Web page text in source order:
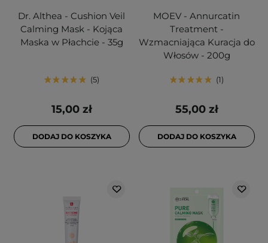
Dr. Althea - Cushion Veil
Calming Mask - Kojąca
Maska w Płachcie - 35g
5
15,00 zł
DODAJ DO KOSZYKA
MOEV - Annurcatin
Treatment -
Wzmacniająca Kuracja do
Włosów - 200g
1
55,00 zł
DODAJ DO KOSZYKA